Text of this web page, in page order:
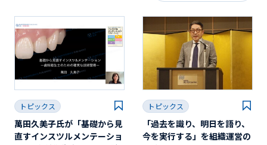
トピックス
萬田久美子氏が「基礎から見
直すインスツルメンテーショ
トピックス
「過去を識り、明日を語り、
今を実行する」を組織運営の